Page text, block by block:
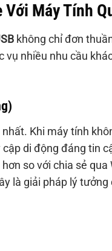
Máy Tính
không chỉ đơn
nhiều nhu cầu
Khi máy tính
di động đáng tin
so với chia sẻ
là giải pháp lý